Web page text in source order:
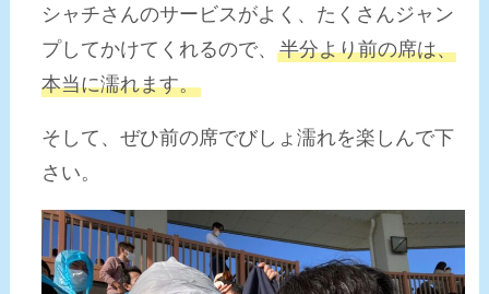
シャチさんのサービスがよく、たくさんジャン
プしてかけてくれるので、半分より前の席は、
本当に濡れます。
そして、ぜひ前の席でびしょ濡れを楽しんで下
さい。